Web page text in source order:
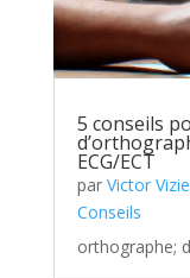
5 conseils
ECG/ECT
par Victor
Conseils
orthographe;